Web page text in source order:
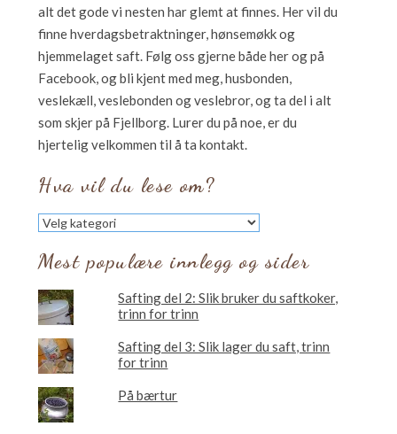
alt det gode vi nesten har glemt at finnes. Her vil du
finne hverdagsbetraktninger, hønsemøkk og
hjemmelaget saft. Følg oss gjerne både her og på
Facebook, og bli kjent med meg, husbonden,
veslekæll, veslebonden og veslebror, og ta del i alt
som skjer på Fjellborg. Lurer du på noe, er du
hjertelig velkommen til å ta kontakt.
Hva vil du lese om?
Hva
vil
du
lese
Mest populære innlegg og sider
Safting del 2: Slik bruker du saftkoker,
trinn for trinn
Safting del 3: Slik lager du saft, trinn
for trinn
På bærtur